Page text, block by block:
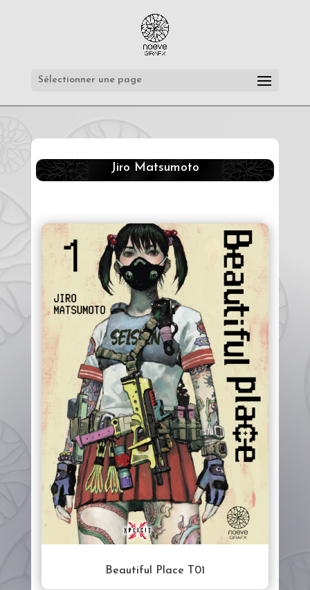
Sélectionner une page
Jiro Matsumoto
Beautiful Place T01